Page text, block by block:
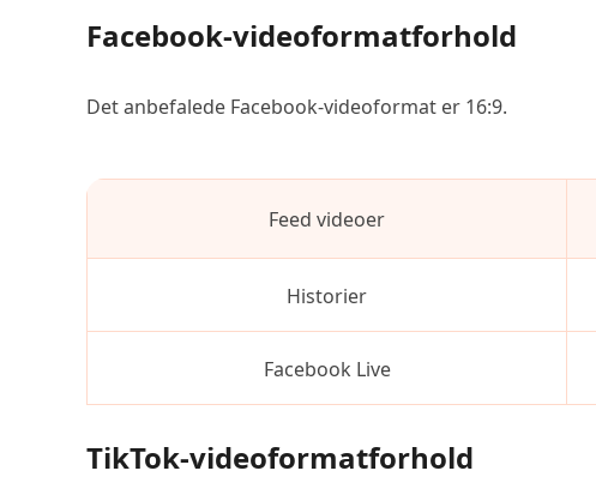
Facebook-videoformatforhold
Det anbefalede Facebook-videoformat er 16:9.
Feed videoer
Historier
Facebook Live
TikTok-videoformatforhold